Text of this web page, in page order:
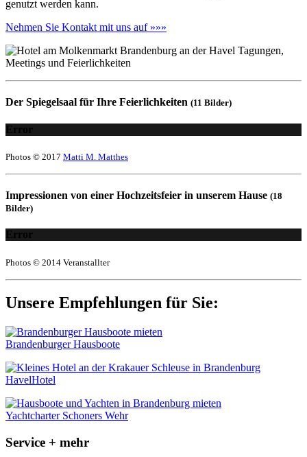
genutzt werden kann.
Nehmen Sie Kontakt mit uns auf »»»
Der Spiegelsaal für Ihre Feierlichkeiten (11 Bilder)
Error
Photos © 2017 Matti M. Matthes
Impressionen von einer Hochzeitsfeier in unserem Hause (18
Bilder)
Error
Photos © 2014 Veranstallter
Unsere Empfehlungen für Sie:
Brandenburger Hausboote
HavelHotel
Yachtcharter Schoners Wehr
Service + mehr